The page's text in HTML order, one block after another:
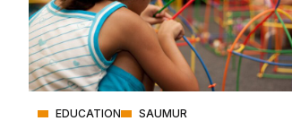
EDUCATION SAUMUR